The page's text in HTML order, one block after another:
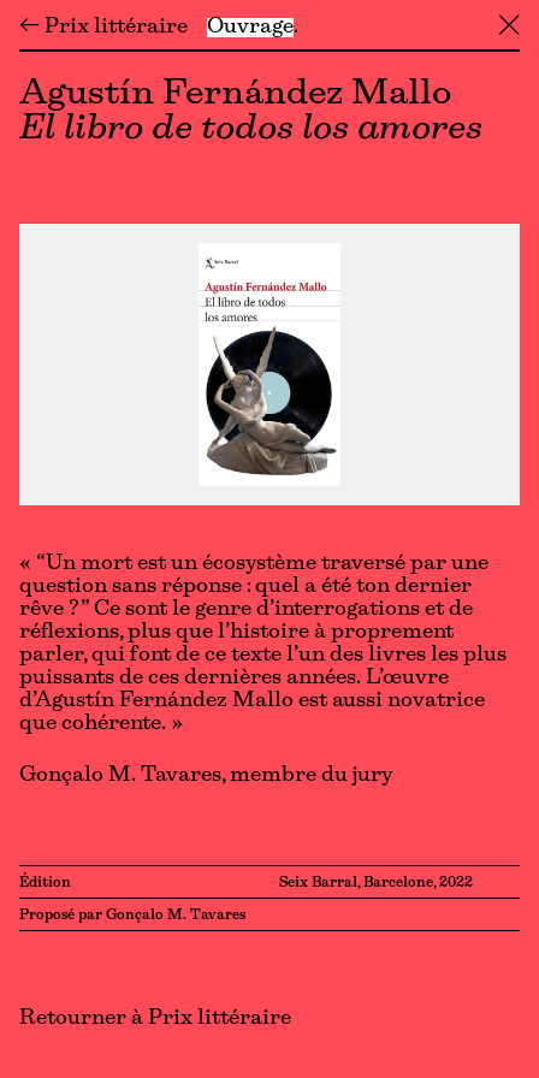
← Prix littéraire Ouvrage ╳
Agustín Fernández Mallo
El libro de todos los amores
« “Un mort est un écosystème traversé par une
question sans réponse : quel a été ton dernier
rêve ?” Ce sont le genre d’interrogations et de
réflexions, plus que l’histoire à proprement
parler, qui font de ce texte l’un des livres les plus
puissants de ces dernières années. L’œuvre
d’Agustín Fernández Mallo est aussi novatrice
que cohérente. »
Gonçalo M. Tavares, membre du jury
Édition Seix Barral, Barcelone, 2022
Proposé par Gonçalo M. Tavares
Retourner à Prix littéraire